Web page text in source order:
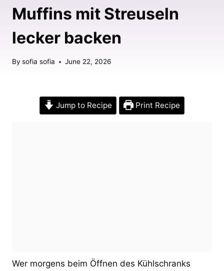
Muffins mit Streuseln
lecker backen
By sofia sofia June 22, 2026
Jump to Recipe Print Recipe
Wer morgens beim Öffnen des Kühlschranks